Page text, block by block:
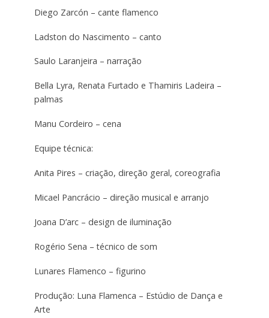
Diego Zarcón – cante flamenco
Ladston do Nascimento – canto
Saulo Laranjeira – narração
Bella Lyra, Renata Furtado e Thamiris Ladeira –
palmas
Manu Cordeiro – cena
Equipe técnica:
Anita Pires – criação, direção geral, coreografia
Micael Pancrácio – direção musical e arranjo
Joana D’arc – design de iluminação
Rogério Sena – técnico de som
Lunares Flamenco – figurino
Produção: Luna Flamenca – Estúdio de Dança e
Arte